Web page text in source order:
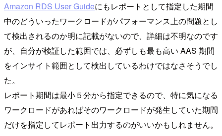
Amazon RDS User Guideにもレポートとして指定した期間
中のどういったワークロードがパフォーマンス上の問題とし
て検出されるのか明に記載がないので、詳細は不明なのです
が、自分が検証した範囲では、必ずしも最も高い AAS 期間
をインサイト範囲として検出しているわけではなさそうでし
た。
レポート期間は最小５分から指定できるので、特に気になる
ワークロードがあればそのワークロードが発生していた期間
だけを指定してレポート出力するのがいいかもしれません。